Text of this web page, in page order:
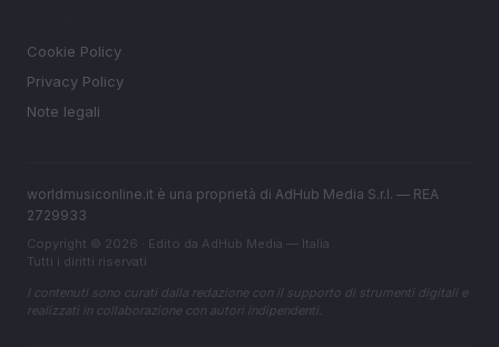
Cookie Policy
Privacy Policy
Note legali
worldmusiconline.it è una proprietà di AdHub Media S.r.l. — REA
2729933
Copyright © 2026 · Edito da AdHub Media — Italia
Tutti i diritti riservati
I contenuti sono curati dalla redazione con il supporto di strumenti digitali e
realizzati in collaborazione con autori indipendenti.